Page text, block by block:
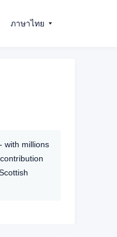
ภาษาไทย
with millions